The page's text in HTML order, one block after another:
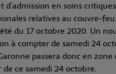
en soins critiques.
relatives au couvre-
du 17 octobre 2020. Un
à compter de samedi 24
passera donc en
ce samedi 24 octobre.